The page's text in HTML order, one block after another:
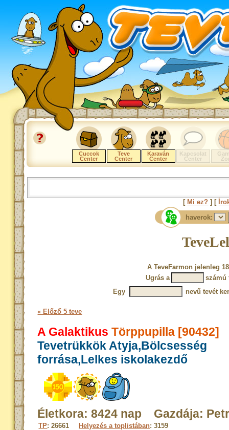
Cuccok
Center
Teve
Center
Karaván
Center
Kapcsolat
Center
[ Mi ez? ] [
haverok:
A TeveFarmon jelenleg
Ugrás a
számú
Egy
nevű tevét
« Előző 5 teve
A Galaktikus Törppupilla [90432]
Tevetrükkök Atyja,Bölcsesség
forrása,Lelkes iskolakezdő
Életkora: 8424 nap Gazdája:
TP: 26661 Helyezés a toplistában: 3159